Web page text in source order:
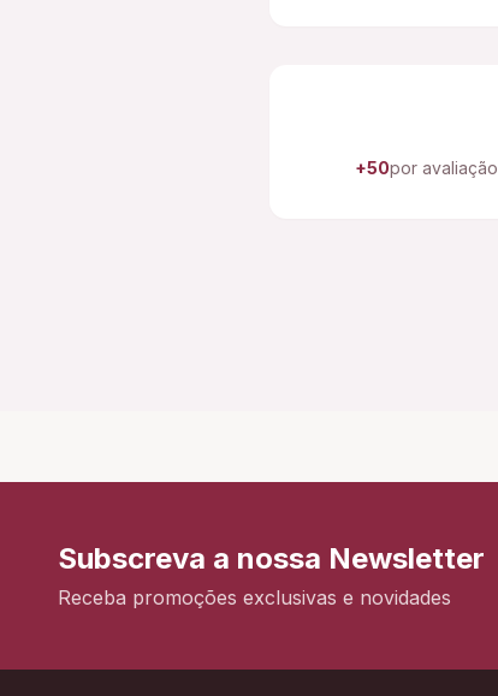
+50por avaliação
Subscreva a nossa Newsletter
Receba promoções exclusivas e novidades